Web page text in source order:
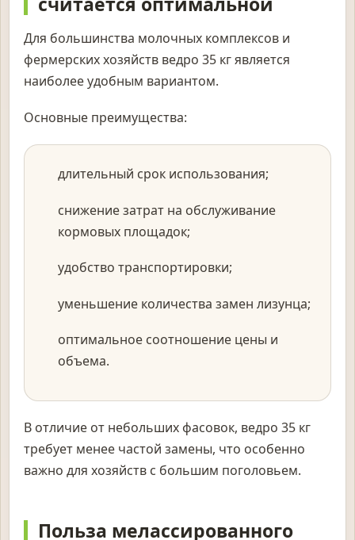
Для большинства молочных комплексов и
фермерских хозяйств ведро 35 кг является
наиболее удобным вариантом.
Основные преимущества:
длительный срок использования;
снижение затрат на обслуживание
кормовых площадок;
удобство транспортировки;
уменьшение количества замен лизунца;
оптимальное соотношение цены и
объема.
В отличие от небольших фасовок, ведро 35 кг
требует менее частой замены, что особенно
важно для хозяйств с большим поголовьем.
Польза мелассированного